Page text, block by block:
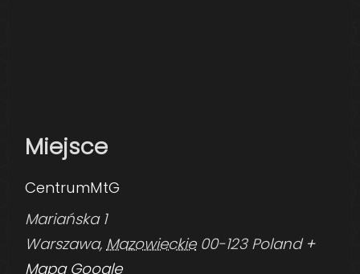
Miejsce
CentrumMtG
Mariańska 1
Warszawa, Mazowieckie 00-123 Poland +
Mapa Google